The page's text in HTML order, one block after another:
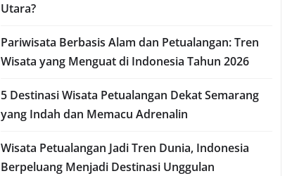
Utara?
Pariwisata Berbasis Alam dan Petualangan: Tren
Wisata yang Menguat di Indonesia Tahun 2026
5 Destinasi Wisata Petualangan Dekat Semarang
yang Indah dan Memacu Adrenalin
Wisata Petualangan Jadi Tren Dunia, Indonesia
Berpeluang Menjadi Destinasi Unggulan